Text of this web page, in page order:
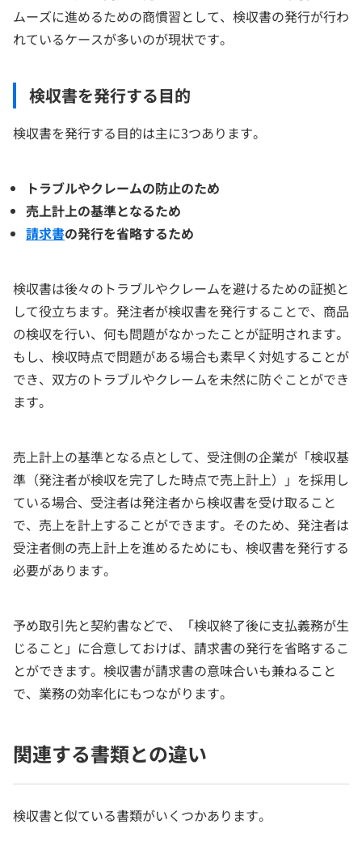
ムーズに進めるための商慣習として、検収書の発行が行わ
れているケースが多いのが現状です。
検収書を発行する目的
検収書を発行する目的は主に3つあります。
トラブルやクレームの防止のため
売上計上の基準となるため
請求書の発行を省略するため
検収書は後々のトラブルやクレームを避けるための証拠と
して役立ちます。発注者が検収書を発行することで、商品
の検収を行い、何も問題がなかったことが証明されます。
もし、検収時点で問題がある場合も素早く対処することが
でき、双方のトラブルやクレームを未然に防ぐことができ
ます。
売上計上の基準となる点として、受注側の企業が「検収基
準（発注者が検収を完了した時点で売上計上）」を採用し
ている場合、受注者は発注者から検収書を受け取ること
で、売上を計上することができます。そのため、発注者は
受注者側の売上計上を進めるためにも、検収書を発行する
必要があります。
予め取引先と契約書などで、「検収終了後に支払義務が生
じること」に合意しておけば、請求書の発行を省略するこ
とができます。検収書が請求書の意味合いも兼ねること
で、業務の効率化にもつながります。
関連する書類との違い
検収書と似ている書類がいくつかあります。